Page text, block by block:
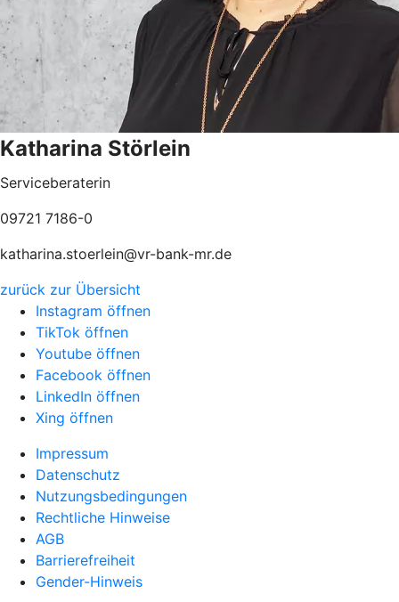
Katharina Störlein
Serviceberaterin
09721 7186-0
katharina.stoerlein@vr-bank-mr.de
zurück zur Übersicht
Instagram öffnen
TikTok öffnen
Youtube öffnen
Facebook öffnen
LinkedIn öffnen
Xing öffnen
Impressum
Datenschutz
Nutzungsbedingungen
Rechtliche Hinweise
AGB
Barrierefreiheit
Gender-Hinweis